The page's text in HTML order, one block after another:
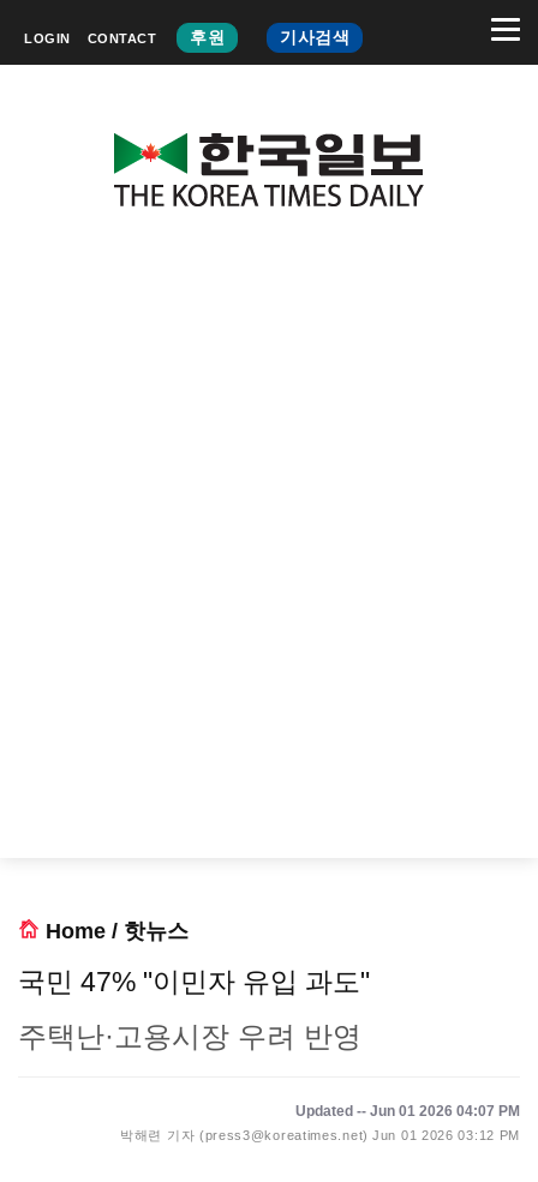
LOGIN CONTACT 후원 기사검색
Home / 핫뉴스
국민 47% "이민자 유입 과도"
주택난·고용시장 우려 반영
Updated -- Jun 01 2026 04:07 PM
박해련 기자 (press3@koreatimes.net) Jun 01 2026 03:12 PM